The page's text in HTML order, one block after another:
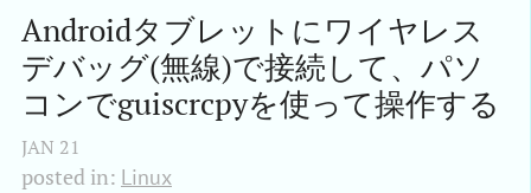
Androidタブレットにワイヤレス
デバッグ(無線)で接続して、パソ
コンでguiscrcpyを使って操作する
JAN 21
posted in: Linux